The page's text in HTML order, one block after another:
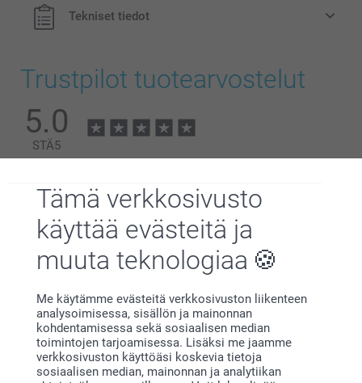
Tämä verkkosivusto
käyttää evästeitä ja
muuta teknologiaa
Me käytämme evästeitä verkkosivuston liikenteen
analysoimisessa, sisällön ja mainonnan
kohdentamisessa sekä sosiaalisen median
toimintojen tarjoamisessa. Lisäksi me jaamme
verkkosivuston käyttöäsi koskevia tietoja
sosiaalisen median, mainonnan ja analytiikan
Tekniset tiedot
Minkä mittaisia eri variantit ovat?
Trustpilot tuotearvostelut
5.0
STÄ5
5 Tähtiä
4 Tähtiä
3 Tähtiä
2 Tähtiä
1 Tähti
Tuula,
27.5.2026